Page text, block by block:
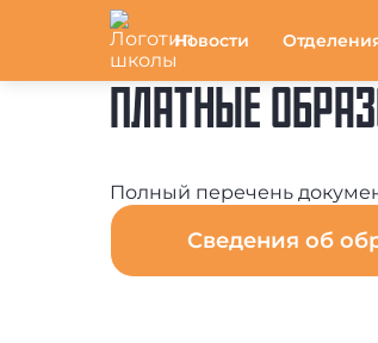
Новости
ПЛАТНЫЕ
Полный перечень
Сведения об